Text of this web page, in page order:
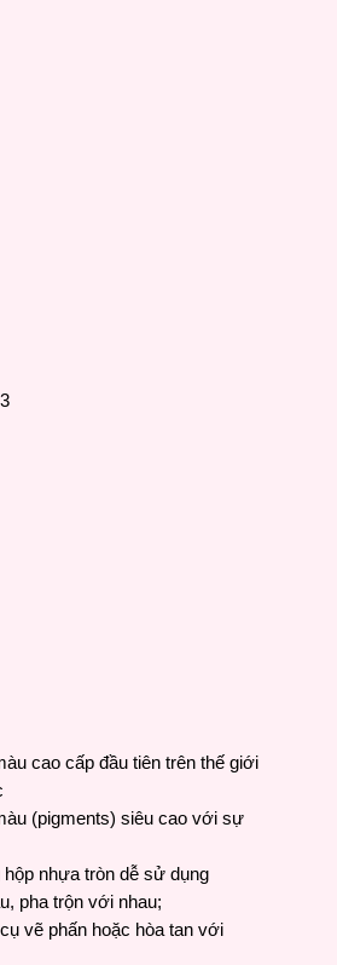
cao cấp đầu tiên trên thế giới
(pigments) siêu cao với sự
nhựa tròn dễ sử dụng
pha trộn với nhau;
vẽ phấn hoặc hòa tan với